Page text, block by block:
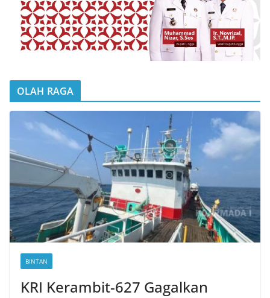
OLAH RAGA
BINTAN
KRI Kerambit-627 Gagalkan